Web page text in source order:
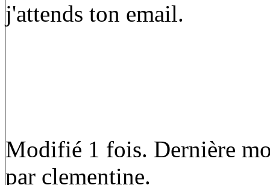
j'attends ton email.
Modifié 1 fois. Dernière
par clementine.